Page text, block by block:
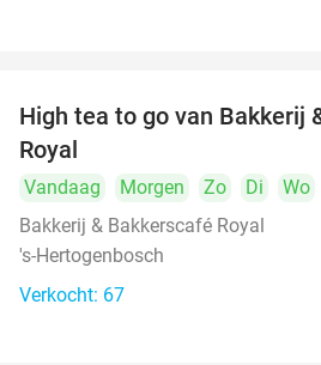
High tea to go van Bakkerij
Royal
Vandaag Morgen Zo Di Wo
Bakkerij & Bakkerscafé Royal
's-Hertogenbosch
Verkocht: 67